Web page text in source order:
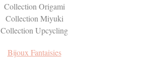
Collection Origami
Collection Miyuki
Collection Upcycling
Bijoux Fantaisies